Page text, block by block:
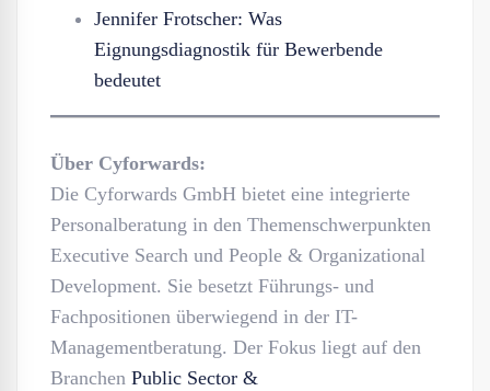
Jennifer Frotscher: Was
Eignungsdiagnostik für Bewerbende
bedeutet
Über Cyforwards:
Die Cyforwards GmbH bietet eine integrierte
Personalberatung in den Themenschwerpunkten
Executive Search und People & Organizational
Development. Sie besetzt Führungs- und
Fachpositionen überwiegend in der IT-
Managementberatung. Der Fokus liegt auf den
Branchen Public Sector &